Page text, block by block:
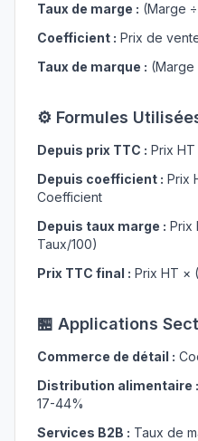
Taux de marge : (Marge
Coefficient : Prix de
Taux de marque : (Marge
⚙️ Formules
Depuis prix TTC : Prix
Depuis coefficient : Prix
Coefficient
Depuis taux marge : Prix
Taux/100)
Prix TTC final : Prix HT ×
🏪 Applications
Commerce de détail :
Distribution alimentaire :
17-44%
Services B2B : Taux de